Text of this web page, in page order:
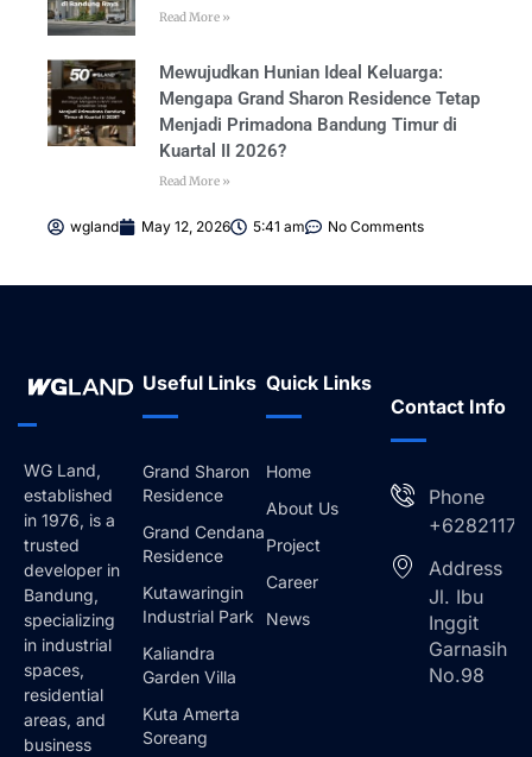
Read More »
Mewujudkan Hunian Ideal Keluarga:
Mengapa Grand Sharon Residence Tetap
Menjadi Primadona Bandung Timur di
Kuartal II 2026?
Read More »
wgland May 12, 2026 5:41 am No Comments
WG Land,
established
in 1976, is a
trusted
developer in
Bandung,
specializing
in industrial
spaces,
residential
areas, and
business
Useful Links
Grand Sharon
Residence
Grand Cendana
Residence
Kutawaringin
Industrial Park
Kaliandra
Garden Villa
Kuta Amerta
Soreang
Quick Links
Home
About Us
Project
Career
News
Contact Info
Phone
Address
Jl. Ibu
Inggit
Garnasih
No.98